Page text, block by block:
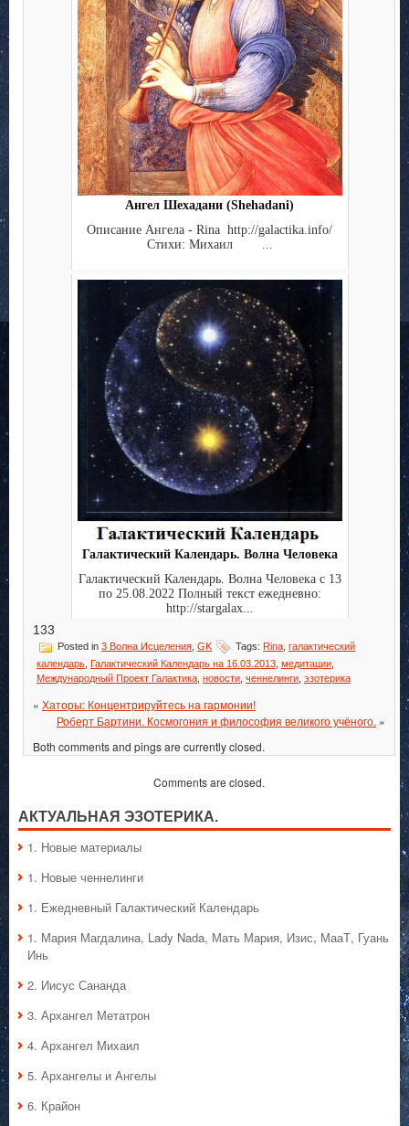
Ангел Шехадани (Shehadani)
Описание Ангела - Rina http://galactika.info/
Стихи: Михаил ...
Галактический Календарь. Волна Человека
Галактический Календарь. Волна Человека с 13
по 25.08.2022 Полный текст ежедневно:
http://stargalax...
133
Posted in 3 Волна Исцеления GK Tags: Rina галактический
календарь Галактический Календарь на 16.03.2013 медитации
Международный Проект Галактика новости ченнелинги эзотерика
« Хаторы: Концентрируйтесь на гармонии!
Роберт Бартини. Космогония и философия великого учёного. »
Both comments and pings are currently closed.
Comments are closed.
АКТУАЛЬНАЯ ЭЗОТЕРИКА.
1. Hовые материалы
1. Hовые ченнелинги
1. Ежедневный Галактический Календарь
1. Мария Магдалина, Lady Nada, Мать Мария, Изис, МааТ, Гуань
Инь
2. Иисус Сананда
3. Архангел Метатрон
4. Архангел Михаил
5. Архангелы и Ангелы
6. Крайон